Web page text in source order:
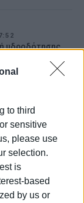
to third
sensitive
please use
selection.
is
based
by us or
υδροδότησης
αγωγό
νέα
συνεργεία στον